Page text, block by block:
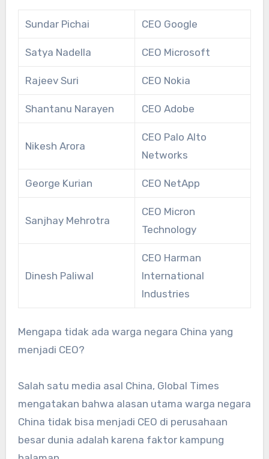
Sundar Pichai CEO Google
Satya Nadella CEO Microsoft
Rajeev Suri CEO Nokia
Shantanu Narayen CEO Adobe
Nikesh Arora
CEO Palo Alto
Networks
George Kurian CEO NetApp
Sanjhay Mehrotra
CEO Micron
Technology
Dinesh Paliwal
CEO Harman
International
Industries
Mengapa tidak ada warga negara China yang
menjadi CEO?
Salah satu media asal China, Global Times
mengatakan bahwa alasan utama warga negara
China tidak bisa menjadi CEO di perusahaan
besar dunia adalah karena faktor kampung